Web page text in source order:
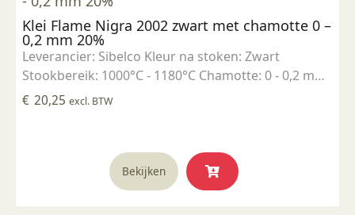
Klei Flame Nigra 2002 zwart met chamotte 0 –
0,2 mm 20%
Leverancier: Sibelco Kleur na stoken: Zwart
Stookbereik: 1000°C - 1180°C Chamotte: 0 - 0,2 mm,
20% Toepassing: Boetseerklei Droogkrimp: 5,5%
1150°C - 4% @ 1200°C - 0,1% Vuurvast
€ 20,25 excl. BTW
Bekijken